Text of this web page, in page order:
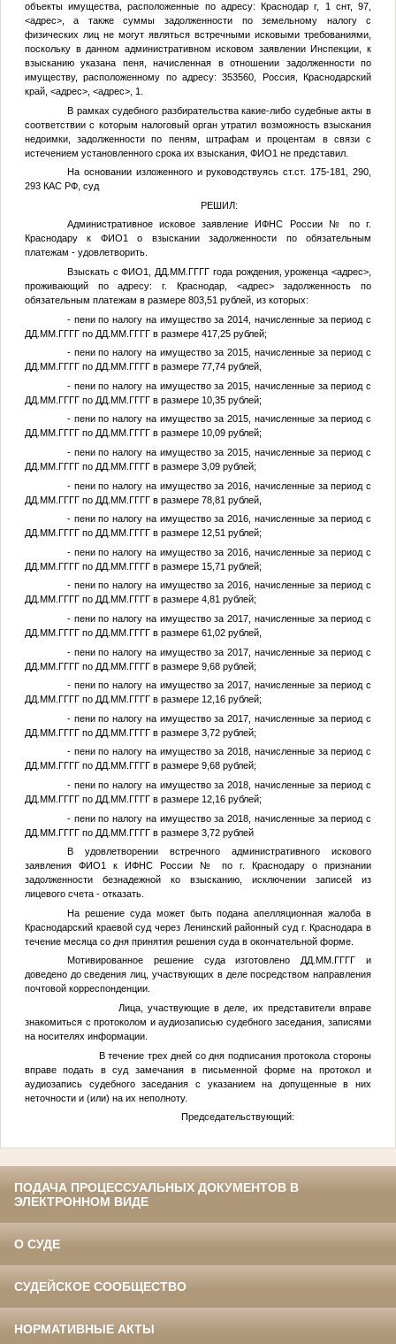
объекты имущества, расположенные по адресу: Краснодар г, 1 снт, 97,
<адрес>, а также суммы задолженности по земельному налогу с
физических лиц не могут являться встречными исковыми требованиями,
поскольку в данном административном исковом заявлении Инспекции, к
взысканию указана пеня, начисленная в отношении задолженности по
имуществу, расположенному по адресу: 353560, Россия, Краснодарский
край, <адрес>, <адрес>, 1.
В рамках судебного разбирательства какие-либо судебные акты в
соответствии с которым налоговый орган утратил возможность взыскания
недоимки, задолженности по пеням, штрафам и процентам в связи с
истечением установленного срока их взыскания, ФИО1 не представил.
На основании изложенного и руководствуясь ст.ст. 175-181, 290,
293 КАС РФ, суд
РЕШИЛ:
Административное исковое заявление ИФНС России
№
по г.
Краснодару к ФИО1о взыскании задолженности по обязательным
платежам - удовлетворить.
Взыскать сФИО1 ДД.ММ.ГГГГ года рождения, уроженца<адрес>
проживающий по адресу: г. Краснодар, <адрес>задолженность по
обязательным платежам в размере 803,51 рублей, из которых:
- пени по налогу на имущество за 2014, начисленные за период с
ДД.ММ.ГГГГпо ДД.ММ.ГГГГв размере 417,25 рублей;
- пени по налогу на имущество за 2015, начисленные за период с
ДД.ММ.ГГГГпо ДД.ММ.ГГГГв размере 77,74 рублей,
- пени по налогу на имущество за 2015, начисленные за период с
ДД.ММ.ГГГГпо ДД.ММ.ГГГГв размере 10,35 рублей;
- пени по налогу на имущество за 2015, начисленные за период с
ДД.ММ.ГГГГпо ДД.ММ.ГГГГв размере 10,09 рублей;
- пени по налогу на имущество за 2015, начисленные за период с
ДД.ММ.ГГГГпо ДД.ММ.ГГГГв размере 3,09 рублей;
- пени по налогу на имущество за 2016, начисленные за период с
ДД.ММ.ГГГГпо ДД.ММ.ГГГГв размере 78,81 рублей,
- пени по налогу на имущество за 2016, начисленные за период с
ДД.ММ.ГГГГпо ДД.ММ.ГГГГв размере 12,51 рублей;
- пени по налогу на имущество за 2016, начисленные за период с
ДД.ММ.ГГГГпо ДД.ММ.ГГГГв размере 15,71 рублей;
- пени по налогу на имущество за 2016, начисленные за период с
ДД.ММ.ГГГГпо ДД.ММ.ГГГГв размере 4,81 рублей;
- пени по налогу на имущество за 2017, начисленные за период с
ДД.ММ.ГГГГпо ДД.ММ.ГГГГв размере 61,02 рублей,
- пени по налогу на имущество за 2017, начисленные за период с
ДД.ММ.ГГГГпо ДД.ММ.ГГГГв размере 9,68 рублей;
- пени по налогу на имущество за 2017, начисленные за период с
ДД.ММ.ГГГГпо ДД.ММ.ГГГГв размере 12,16 рублей;
- пени по налогу на имущество за 2017, начисленные за период с
ДД.ММ.ГГГГпо ДД.ММ.ГГГГв размере 3,72 рублей;
- пени по налогу на имущество за 2018, начисленные за период с
ДД.ММ.ГГГГпо ДД.ММ.ГГГГв размере 9,68 рублей;
- пени по налогу на имущество за 2018, начисленные за период с
ДД.ММ.ГГГГпо ДД.ММ.ГГГГв размере 12,16 рублей;
- пени по налогу на имущество за 2018, начисленные за период с
ДД.ММ.ГГГГпо ДД.ММ.ГГГГв размере 3,72 рублей
В удовлетворении встречного административного искового
заявления ФИО1 к ИФНС России №
по г. Краснодару о признании
задолженности безнадежной ко взысканию, исключении записей из
лицевого счета - отказать.
На решение суда может быть подана апелляционная жалоба в
Краснодарский краевой суд через Ленинский районный суд г. Краснодара в
течение месяца со дня принятия решения суда в окончательной форме.
Мотивированное решение суда изготовлено ДД.ММ.ГГГГ и
доведено до сведения лиц, участвующих в деле посредством направления
почтовой корреспонденции.
Лица, участвующие в деле, их представители вправе
знакомиться с протоколом и аудиозаписью судебного заседания, записями
на носителях информации.
В течение трех дней со дня подписания протокола стороны
вправе подать в суд замечания в письменной форме на протокол и
аудиозапись судебного заседания с указанием на допущенные в них
неточности и (или) на их неполноту.
Председательствующий:
ПОДАЧА ПРОЦЕССУАЛЬНЫХ ДОКУМЕНТОВ В
ЭЛЕКТРОННОМ ВИДЕ
О СУДЕ
СУДЕЙСКОЕ СООБЩЕСТВО
НОРМАТИВНЫЕ АКТЫ